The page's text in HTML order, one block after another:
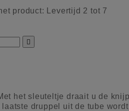
product:
Levertijd 2 tot 7

het sleuteltje draait u de
druppel uit de tube wordt